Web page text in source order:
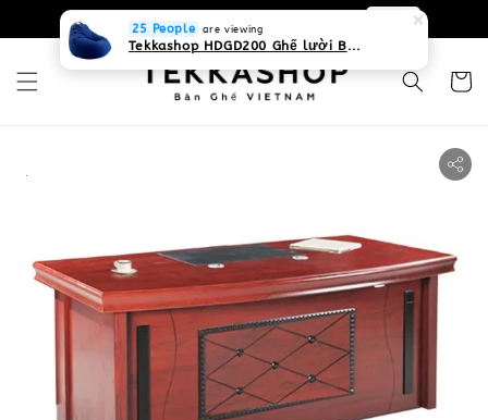
0931268840 Liên hệ với chúng tôi
25 People are viewing
Tekkashop HDGD200 Ghế lười Beanbag form truyền thống, chất liệu Olefin canvas kháng nước, màu xanh biển, có thể sử dụng trong nhà và cả ngoài trời, có quai xách